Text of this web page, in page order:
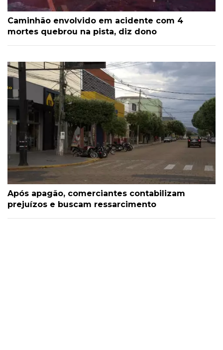
Caminhão envolvido em acidente com 4
mortes quebrou na pista, diz dono
Após apagão, comerciantes contabilizam
prejuízos e buscam ressarcimento